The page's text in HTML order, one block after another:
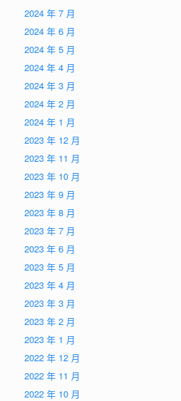
2024 年 7 月
2024 年 6 月
2024 年 5 月
2024 年 4 月
2024 年 3 月
2024 年 2 月
2024 年 1 月
2023 年 12 月
2023 年 11 月
2023 年 10 月
2023 年 9 月
2023 年 8 月
2023 年 7 月
2023 年 6 月
2023 年 5 月
2023 年 4 月
2023 年 3 月
2023 年 2 月
2023 年 1 月
2022 年 12 月
2022 年 11 月
2022 年 10 月